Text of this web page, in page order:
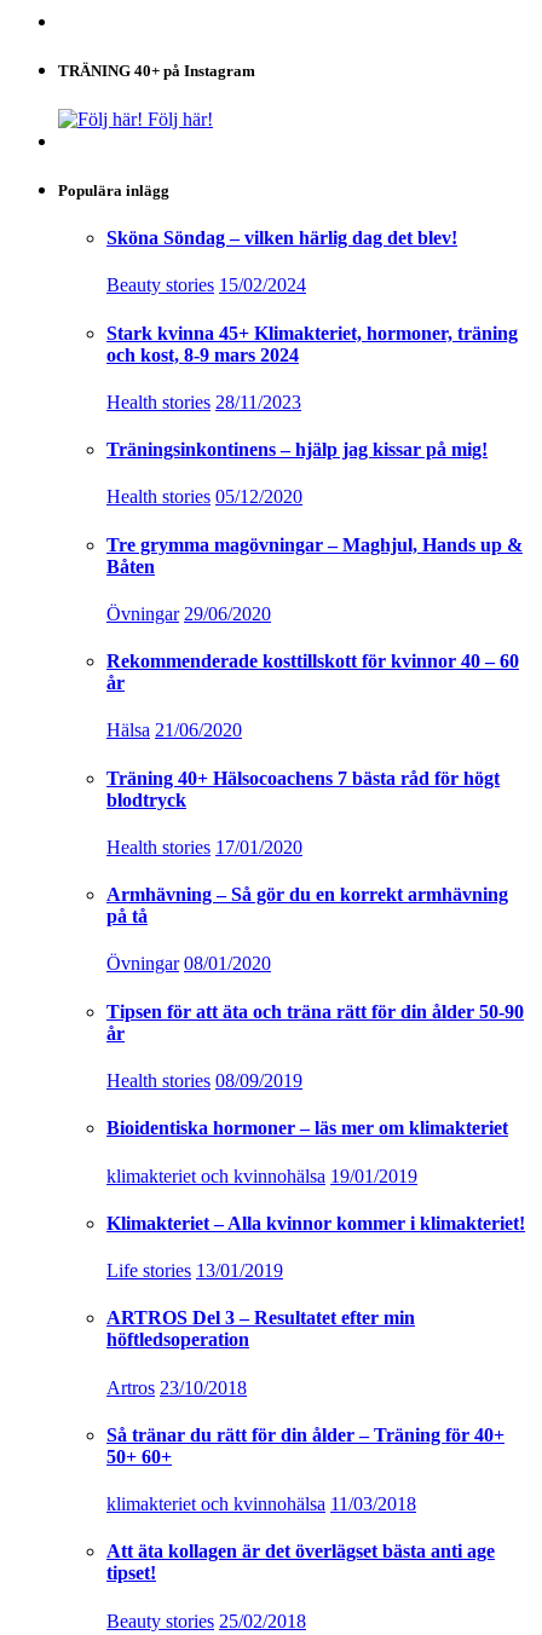
TRÄNING 40+ på Instagram
Följ här!
Populära inlägg
Sköna Söndag – vilken härlig dag det blev!
Beauty stories 15/02/2024
Stark kvinna 45+ Klimakteriet, hormoner, träning
och kost, 8-9 mars 2024
Health stories 28/11/2023
Träningsinkontinens – hjälp jag kissar på mig!
Health stories 05/12/2020
Tre grymma magövningar – Maghjul, Hands up &
Båten
Övningar 29/06/2020
Rekommenderade kosttillskott för kvinnor 40 – 60
år
Hälsa 21/06/2020
Träning 40+ Hälsocoachens 7 bästa råd för högt
blodtryck
Health stories 17/01/2020
Armhävning – Så gör du en korrekt armhävning
på tå
Övningar 08/01/2020
Tipsen för att äta och träna rätt för din ålder 50-90
år
Health stories 08/09/2019
Bioidentiska hormoner – läs mer om klimakteriet
klimakteriet och kvinnohälsa 19/01/2019
Klimakteriet – Alla kvinnor kommer i klimakteriet!
Life stories 13/01/2019
ARTROS Del 3 – Resultatet efter min
höftledsoperation
Artros 23/10/2018
Så tränar du rätt för din ålder – Träning för 40+
50+ 60+
klimakteriet och kvinnohälsa 11/03/2018
Att äta kollagen är det överlägset bästa anti age
tipset!
Beauty stories 25/02/2018